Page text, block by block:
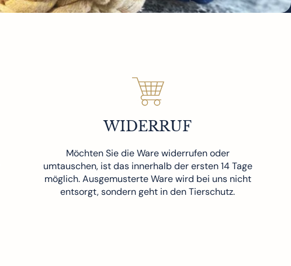
WIDERRUF
Möchten Sie die Ware widerrufen oder
umtauschen, ist das innerhalb der ersten 14 Tage
möglich. Ausgemusterte Ware wird bei uns nicht
entsorgt, sondern geht in den Tierschutz.